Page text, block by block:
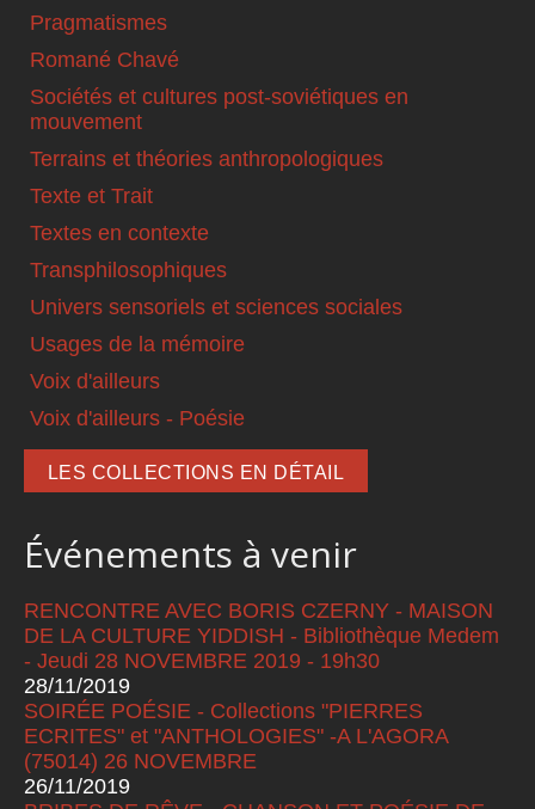
Pragmatismes
Romané Chavé
Sociétés et cultures post-soviétiques en
mouvement
Terrains et théories anthropologiques
Texte et Trait
Textes en contexte
Transphilosophiques
Univers sensoriels et sciences sociales
Usages de la mémoire
Voix d'ailleurs
Voix d'ailleurs - Poésie
LES COLLECTIONS EN DÉTAIL
Événements à venir
RENCONTRE AVEC BORIS CZERNY - MAISON
DE LA CULTURE YIDDISH - Bibliothèque Medem
- Jeudi 28 NOVEMBRE 2019 - 19h30
28/11/2019
SOIRÉE POÉSIE - Collections "PIERRES
ECRITES" et "ANTHOLOGIES" -A L'AGORA
(75014) 26 NOVEMBRE
26/11/2019